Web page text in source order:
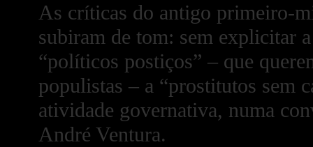
As críticas do antigo primeiro-
subiram de tom: sem explicitar
“políticos postiços” – que
populistas – a “prostitutos sem
atividade governativa, numa
André Ventura.